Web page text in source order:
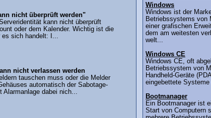
nicht überprüft werden"
kann nicht überprüft
oder dem Kalender. Wichtig ist die
sich handelt: I...
nicht verlassen werden
tauschen muss oder die Melder
automatisch der Sabotage-
dabei nich...
Windows
Windows ist der
Betriebssystems von
einer grafischen
dem am weitesten
welt...
Windows CE
Windows CE, oft
Betriebssystem von
Handheld-Geräte
eingebettete Systeme
Bootmanager
Ein Bootmanager ist
Start von Computern